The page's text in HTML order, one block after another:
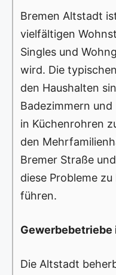
Bremen Altstadt
vielfältigen
Singles und
wird. Die
den Haushalten
Badezimmern
in Küchenrohren
den
Bremer Straße
diese Probleme
führen.
Gewerbebetriebe
Die Altstadt